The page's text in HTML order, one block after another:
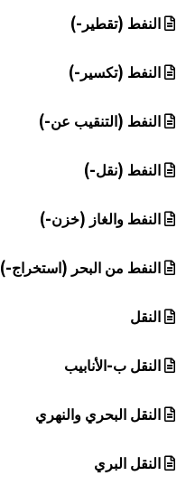
النفط (تقطير-)
النفط (تكسير-)
النفط (التنقيب عن-)
النفط (نقل-)
النفط والغاز (خزن-)
النفط من البحر (استخراج-)
النقل
النقل ب-الأنابيب
النقل البحري والنهري
النقل البري